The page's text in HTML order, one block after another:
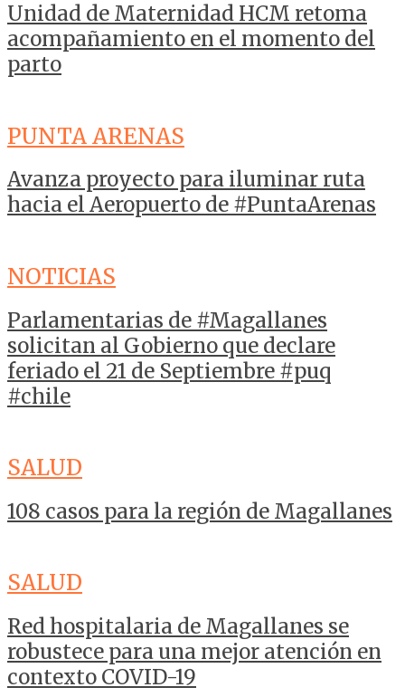
Unidad de Maternidad HCM retoma
acompañamiento en el momento del
parto
PUNTA ARENAS
Avanza proyecto para iluminar ruta
hacia el Aeropuerto de #PuntaArenas
NOTICIAS
Parlamentarias de #Magallanes
solicitan al Gobierno que declare
feriado el 21 de Septiembre #puq
#chile
SALUD
108 casos para la región de Magallanes
SALUD
Red hospitalaria de Magallanes se
robustece para una mejor atención en
contexto COVID-19